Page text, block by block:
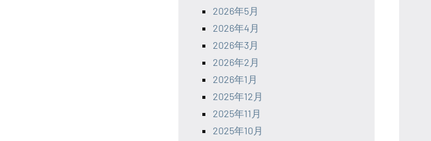
2026年5月
2026年4月
2026年3月
2026年2月
2026年1月
2025年12月
2025年11月
2025年10月